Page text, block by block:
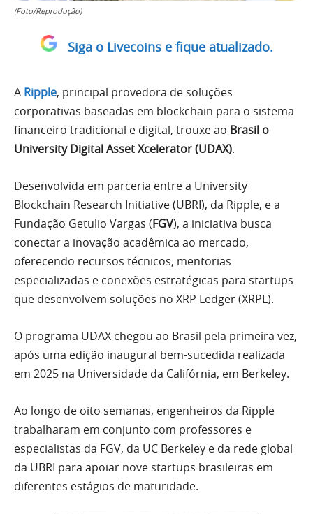
(Foto/Reprodução)
Siga o Livecoins e fique atualizado.
A Ripple, principal provedora de soluções
corporativas baseadas em blockchain para o sistema
financeiro tradicional e digital, trouxe ao Brasil o
University Digital Asset Xcelerator (UDAX).
Desenvolvida em parceria entre a University
Blockchain Research Initiative (UBRI), da Ripple, e a
Fundação Getulio Vargas (FGV), a iniciativa busca
conectar a inovação acadêmica ao mercado,
oferecendo recursos técnicos, mentorias
especializadas e conexões estratégicas para startups
que desenvolvem soluções no XRP Ledger (XRPL).
O programa UDAX chegou ao Brasil pela primeira vez,
após uma edição inaugural bem-sucedida realizada
em 2025 na Universidade da Califórnia, em Berkeley.
Ao longo de oito semanas, engenheiros da Ripple
trabalharam em conjunto com professores e
especialistas da FGV, da UC Berkeley e da rede global
da UBRI para apoiar nove startups brasileiras em
diferentes estágios de maturidade.